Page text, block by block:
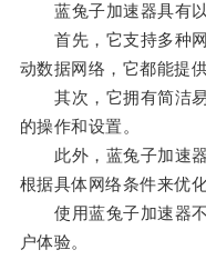
蓝兔子加速器具有以
首先，它支持多种网
动数据网络，它都能提
其次，它拥有简洁易
的操作和设置。
此外，蓝兔子加速器
根据具体网络条件来优
使用蓝兔子加速器不
户体验。